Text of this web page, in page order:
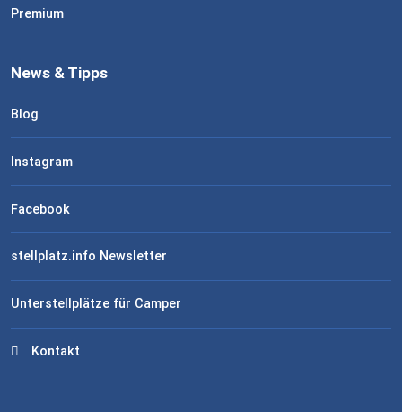
Premium
News & Tipps
Blog
Instagram
Facebook
stellplatz.info Newsletter
Unterstellplätze für Camper
Kontakt